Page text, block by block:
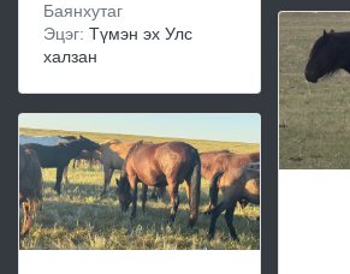
Баянхутаг
Эцэг: Түмэн эх Улс
халзан